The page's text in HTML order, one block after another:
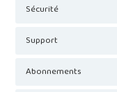
Sécurité
Support
Abonnements